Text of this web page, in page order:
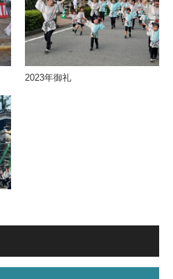
2023年御礼